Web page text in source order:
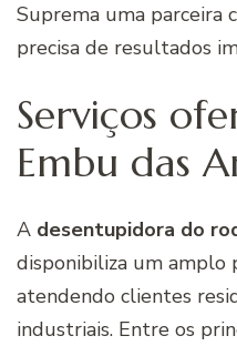
Suprema uma parceira
precisa de resultados
Serviços
Embu das
A desentupidora do
disponibiliza um amplo
atendendo clientes
industriais. Entre os